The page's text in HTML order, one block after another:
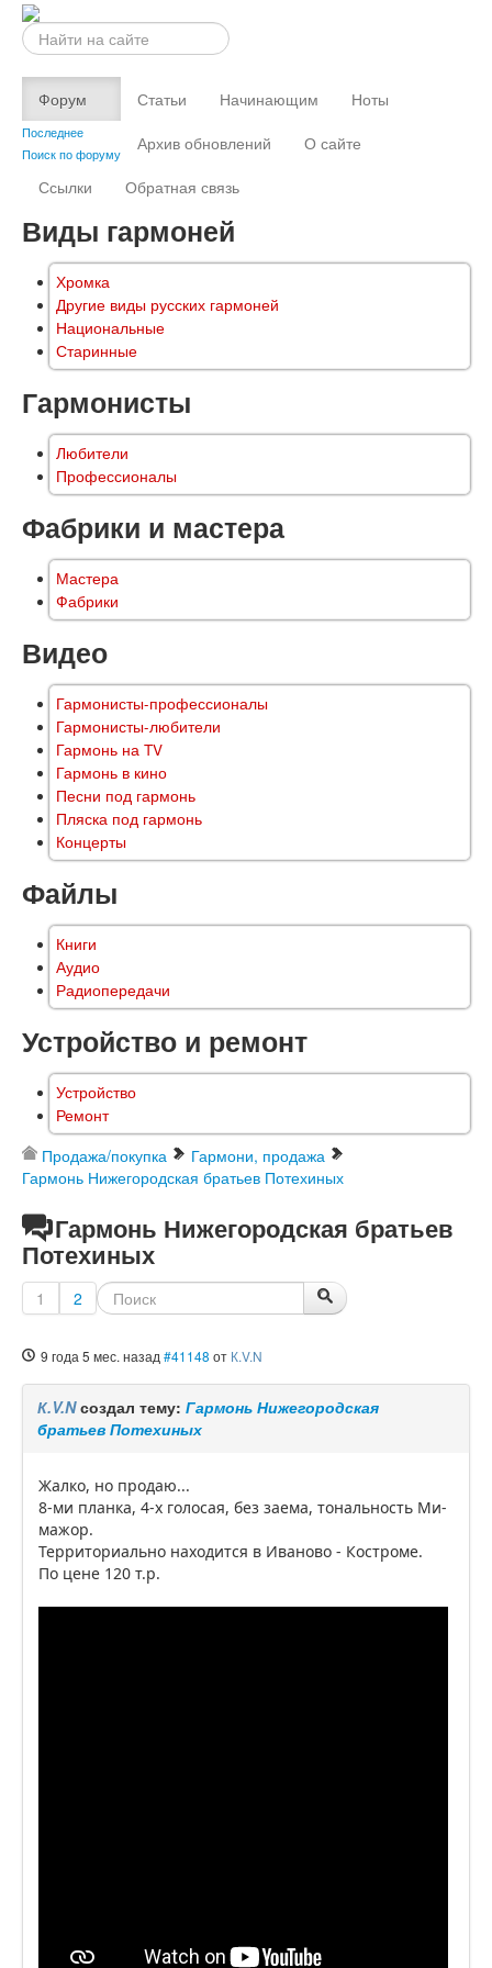
Искать...
Форум
Последнее
Поиск по форуму
Статьи Начинающим
Ноты
Архив обновлений
О сайте
Ссылки
Обратная связь
Виды гармоней
Хромка
Другие виды русских гармоней
Национальные
Старинные
Гармонисты
Любители
Профессионалы
Фабрики и мастера
Мастера
Фабрики
Видео
Гармонисты-профессионалы
Гармонисты-любители
Гармонь на TV
Гармонь в кино
Песни под гармонь
Пляска под гармонь
Концерты
Файлы
Книги
Аудио
Радиопередачи
Устройство и ремонт
Устройство
Ремонт
Продажа/покупка
Гармони, продажа
Гармонь Нижегородская братьев Потехиных
Гармонь Нижегородская братьев
Потехиных
1 2
9 года 5 мес. назад #41148 от К.V.N
К.V.Nсоздал тему: Гармонь Нижегородская
братьев Потехиных
Жалко, но продаю...
8-ми планка, 4-х голосая, без заема, тональность Ми-
мажор.
Территориально находится в Иваново - Костроме.
По цене 120 т.р.